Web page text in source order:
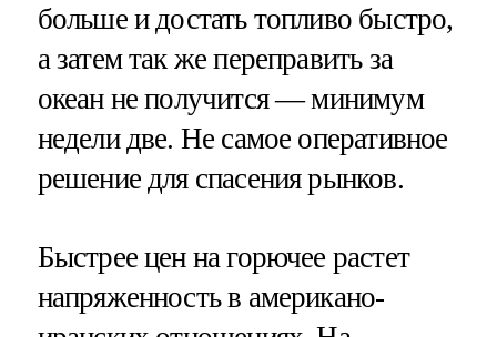
больше и достать топливо быстро,
а затем так же переправить за
океан не получится — минимум
недели две. Не самое оперативное
решение для спасения рынков.
Быстрее цен на горючее растет
напряженность в американо-